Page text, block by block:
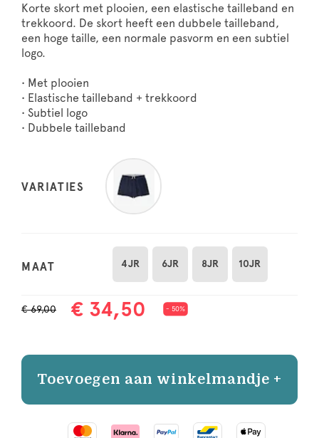
Korte skort met plooien, een elastische tailleband en
trekkoord. De skort heeft een dubbele tailleband,
een hoge taille, een normale pasvorm en een subtiel
logo.
• Met plooien
• Elastische tailleband + trekkoord
• Subtiel logo
• Dubbele tailleband
VARIATIES
MAAT 4JR 6JR 8JR 10JR
€ 69,00 € 34,50 - 50%
Toevoegen aan winkelmandje +